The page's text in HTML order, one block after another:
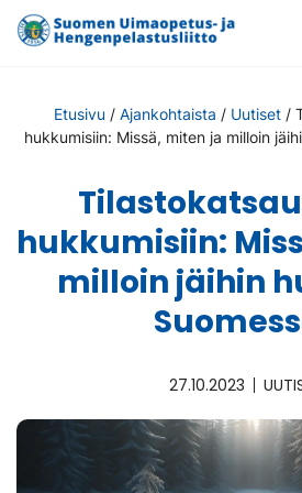
Etusivu / Ajankohtaista / Uutiset/
hukkumisiin: Missä, miten ja milloin
hukkumisiin:
milloin jäihin
27.10.2023